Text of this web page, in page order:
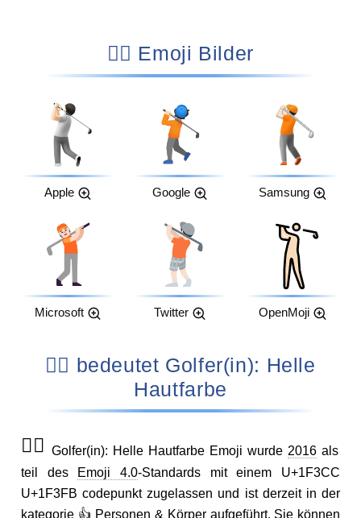
🏌🏻 Emoji Bilder
Apple Google Samsung
Microsoft Twitter OpenMoji
🏌🏻 bedeutet Golfer(in): Helle
Hautfarbe
🏌🏻 Golfer(in): Helle Hautfarbe Emoji wurde 2016 als
teil des Emoji 4.0-Standards mit einem U+1F3CC
U+1F3FB codepunkt zugelassen und ist derzeit in der
kategorie 👍 Personen & Körper aufgeführt. Sie können